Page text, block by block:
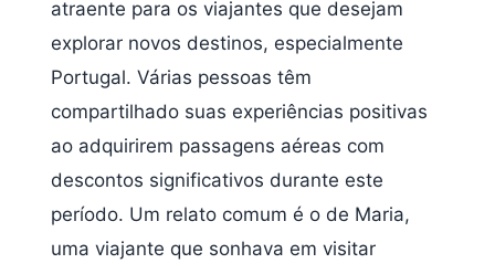
atraente para os viajantes que desejam
explorar novos destinos, especialmente
Portugal. Várias pessoas têm
compartilhado suas experiências positivas
ao adquirirem passagens aéreas com
descontos significativos durante este
período. Um relato comum é o de Maria,
uma viajante que sonhava em visitar